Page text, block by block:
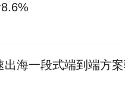
海一段式端到端方